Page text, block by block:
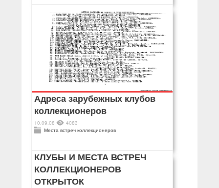
Адреса зарубежных клубов
коллекционеров
10.09.08
4083
Места встреч коллекционеров
КЛУБЫ И МЕСТА ВСТРЕЧ
КОЛЛЕКЦИОНЕРОВ
ОТКРЫТОК